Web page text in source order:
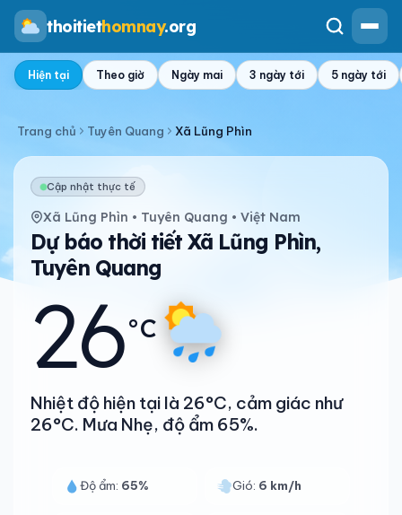
thoitiethomnay.org
Hiện tại Theo giờ Ngày mai 3 ngày tới 5 ngày tới
Trang chủ Tuyên Quang Xã Lũng Phìn
Cập nhật thực tế
Xã Lũng Phìn • Tuyên Quang • Việt Nam
Dự báo thời tiết Xã Lũng Phìn,
Tuyên Quang
26°C
Nhiệt độ hiện tại là 26°C, cảm giác như
26°C. Mưa Nhẹ, độ ẩm 65%.
Độ ẩm: 65% Gió: 6 km/h